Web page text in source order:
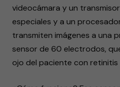
videocámara y un
especiales y a un
transmiten imágenes a una
sensor de 60 electrodos,
ojo del paciente con retinitis